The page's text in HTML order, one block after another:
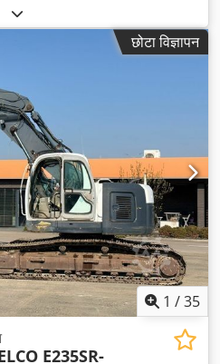
छोटा विज्ञापन
1 /35
E235SR-